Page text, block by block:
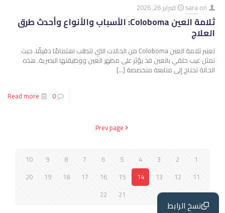
نسخ الرابط
saraon فبراير 26, 2026
ثلامة العين Coloboma: الأسباب والأنواع وأحدث طرق
العلاج
تعتبر ثلامة العين Coloboma من الحالات التي تتطلب اهتمامًا دقيقًا، حيث
تمثل عيب خلقي بالعين قد يؤثر على مظهر العين ووظيفتها البصرية. هذه
الحالة تحتاج إلى متابعة متخصصة […]
0
Read more
Prev page
1
2
3
4
5
6
7
8
9
10
11
12
13
14
15
16
17
18
19
20
21
22